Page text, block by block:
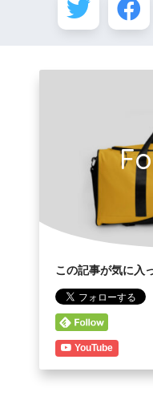
この記事が気に入
YouTube